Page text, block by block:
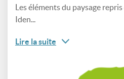
Les éléments du paysage
Iden...
Lire la suite